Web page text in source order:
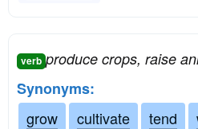
verb produce crops, raise
Synonyms:
grow
cultivate tend